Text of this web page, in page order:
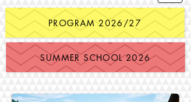
PROGRAM 2026/27
SUMMER SCHOOL 2026